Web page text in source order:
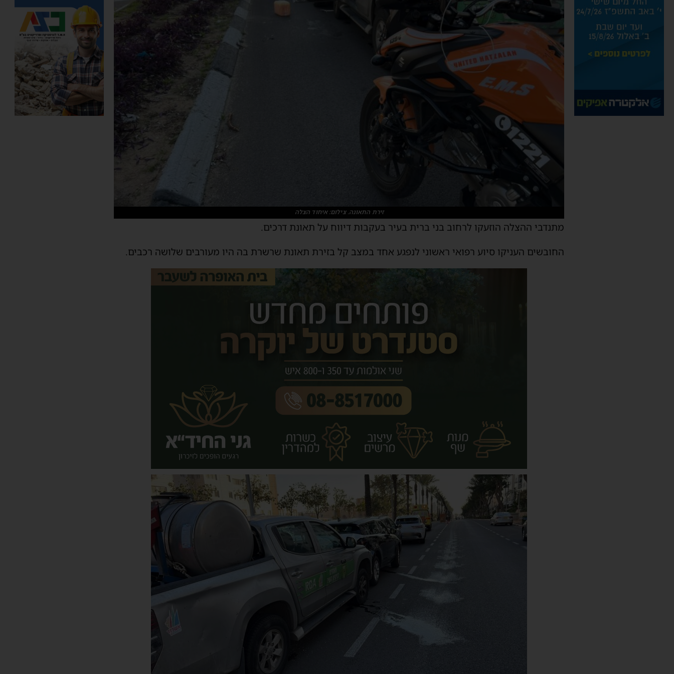
זירת התאונה. צילום: איחוד הצלה
מתנדבי ההצלה הוזעקו לרחוב בני ברית בעיר בעקבות דיווח על תאונת דרכים.
החובשים העניקו סיוע רפואי ראשוני לנפגע אחד במצב קל בזירת תאונת שרשרת בה היו מעורבים שלושה רכבים.